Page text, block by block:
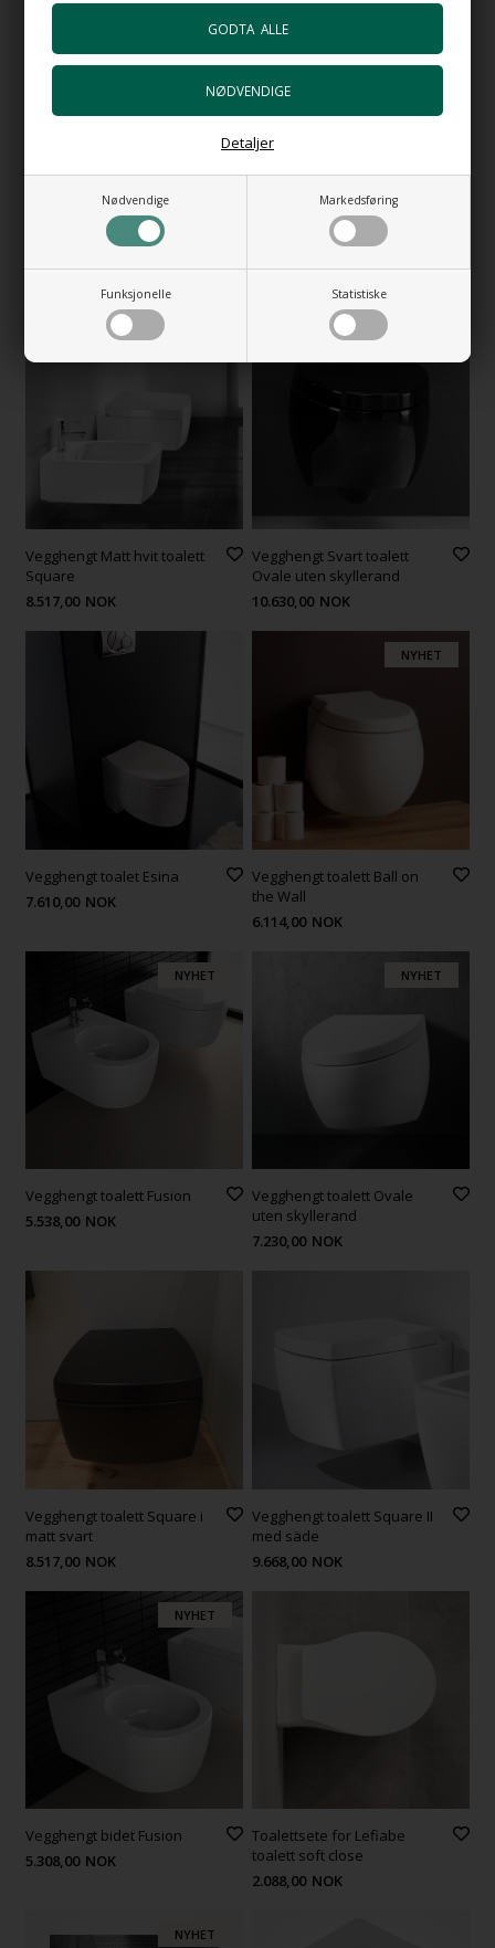
Nødvendige Markedsføring
Funksjonelle Statistiske
Detaljer
Square II matt sort -
Vegghengt toalett i matt svart
med toalettsete
Square Blank Hvit -
Vegghengt toalett Square i
blank hvit porselen med
Vegghengt Matt hvit toalett
Square
8.517,00 NOK
Vegghengt Svart toalett
Ovale uten skyllerand
10.630,00 NOK
Vegghengt toalet Esina
7.610,00 NOK
NYHET
Vegghengt toalett Ball on
the Wall
6.114,00 NOK
NYHET
Vegghengt toalett Fusion
5.538,00 NOK
NYHET
Vegghengt toalett Ovale
uten skyllerand
7.230,00 NOK
Vegghengt toalett Square i
matt svart
8.517,00 NOK
Vegghengt toalett Square II
med säde
9.668,00 NOK
NYHET
Vegghengt bidet Fusion
5.308,00 NOK
Toalettsete for Lefiabe
toalett soft close
2.088,00 NOK
NYHET